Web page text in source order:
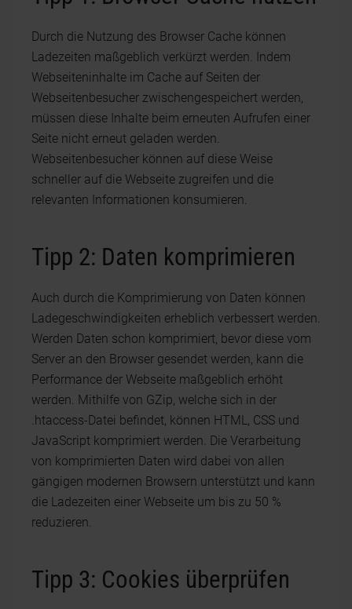
Durch die Nutzung des Browser Cache können
Ladezeiten maßgeblich verkürzt werden. Indem
Webseiteninhalte im Cache auf Seiten der
Webseitenbesucher zwischengespeichert werden,
müssen diese Inhalte beim erneuten Aufrufen einer
Seite nicht erneut geladen werden.
Webseitenbesucher können auf diese Weise
schneller auf die Webseite zugreifen und die
relevanten Informationen konsumieren.
Tipp 2: Daten komprimieren
Auch durch die Komprimierung von Daten können
Ladegeschwindigkeiten erheblich verbessert werden.
Werden Daten schon komprimiert, bevor diese vom
Server an den Browser gesendet werden, kann die
Performance der Webseite maßgeblich erhöht
werden. Mithilfe von GZip, welche sich in der
.htaccess-Datei befindet, können HTML, CSS und
JavaScript komprimiert werden. Die Verarbeitung
von komprimierten Daten wird dabei von allen
gängigen modernen Browsern unterstützt und kann
die Ladezeiten einer Webseite um bis zu 50 %
reduzieren.
Tipp 3: Cookies überprüfen